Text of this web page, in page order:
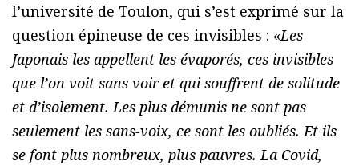
l’université de Toulon, qui s’est exprimé sur la
question épineuse de ces invisibles : «Les
Japonais les appellent les évaporés, ces invisibles
que l’on voit sans voir et qui souffrent de solitude
et d’isolement. Les plus démunis ne sont pas
seulement les sans-voix, ce sont les oubliés. Et ils
se font plus nombreux, plus pauvres. La Covid,